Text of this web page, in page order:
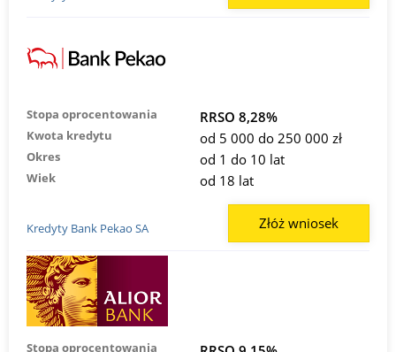
Stopa oprocentowania RRSO 8,28%
Kwota kredytu od 5 000 do 250 000 zł
Okres od 1 do 10 lat
Wiek od 18 lat
Kredyty Bank Pekao SA Złóż wniosek
Stopa oprocentowania